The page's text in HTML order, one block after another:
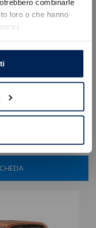
combinarle
loro o che hanno
benzina
riuscito